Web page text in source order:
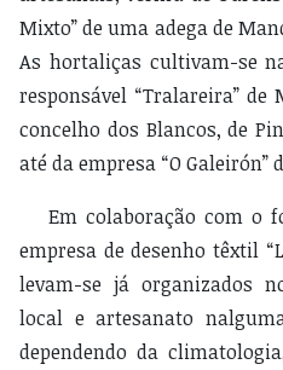
Mixto” de uma adega de
As hortaliças cultivam-se
responsável “Tralareira”
concelho dos Blancos, de
até da empresa “O
Em colaboração com o
empresa de desenho têxtil
levam-se já organizados
local e artesanato
dependendo da